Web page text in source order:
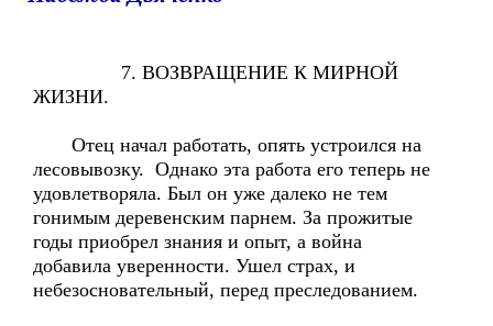
7. ВОЗВРАЩЕНИЕ К МИРНОЙ
ЖИЗНИ.
Отец начал работать, опять устроился на
лесовывозку. Однако эта работа его теперь не
удовлетворяла. Был он уже далеко не тем
гонимым деревенским парнем. За прожитые
годы приобрел знания и опыт, а война
добавила уверенности. Ушел страх, и
небезосновательный, перед преследованием.